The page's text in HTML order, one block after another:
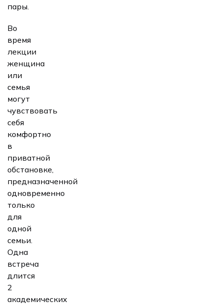
пары.
Во
время
лекции
женщина
или
семья
могут
чувствовать
себя
комфортно
в
приватной
обстановке,
предназначенной
одновременно
только
для
одной
семьи.
Одна
встреча
длится
2
академических